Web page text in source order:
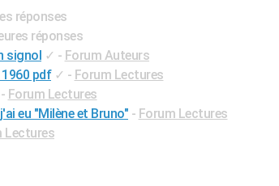
réponses
réponses
signol ✓ - Forum Auteurs
pdf ✓ - Forum Lectures
- Forum Lectures
eu "Milène et Bruno" - Forum Lectures
Lectures